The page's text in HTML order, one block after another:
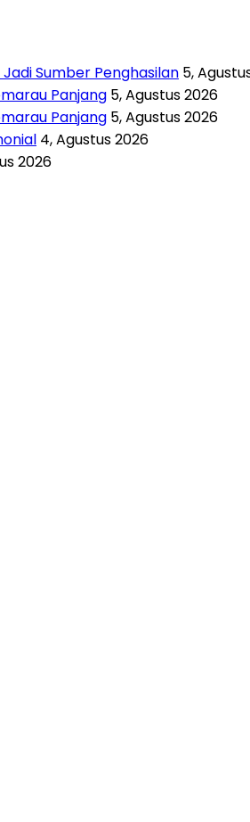
Jadi Sumber Penghasilan 5,
Panjang 5, Agustus 2026
Panjang 5, Agustus 2026
4, Agustus 2026
2026